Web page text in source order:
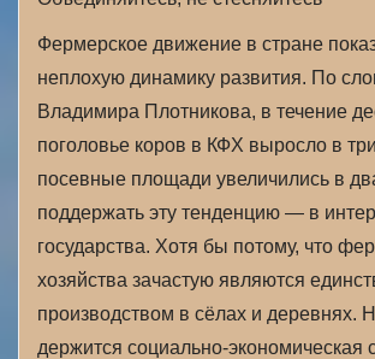
Фермерское движение в стране
неплохую динамику развития. По
Владимира Плотникова, в течение
поголовье коров в КФХ выросло в
посевные площади увеличились в
поддержать эту тенденцию — в
государства. Хотя бы потому, что
хозяйства зачастую являются
производством в сёлах и деревнях.
держится социально-экономическая